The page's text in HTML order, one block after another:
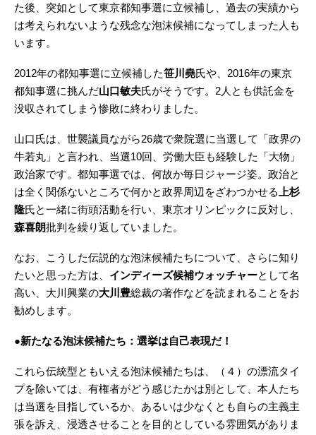
た後、突如として東京都知事選に立候補し、過去の実績から
は考えられないような残念な泡沫候補になってしまった人も
います。
2012年の都知事選に立候補した笹川堯氏や、2016年の東京
都知事選に挑んだ山口敏夫氏がそうです。2人とも供託金を
没収されてしまう惨敗に終わりました。
山口氏は、世襲議員ながら26歳で衆院選に当選して「政界の
牛若丸」と言われ、当選10回、労働大臣も経験した「大物」
政治家です。都知事選では、何故か毎日ジャージ姿。政治と
は全く関係ないところで何かと政界周辺をざわつかせる 上杉
隆氏と一緒に街頭活動を行い、東京オリンピックに反対し、
森喜朗批判を繰り返していました。
なお、こうした伝説的な泡沫候補たちについて、さらに知り
たいと思った方は、 インディーズ候補ウォッチャーとして名
高い、大川興業の大川豊総裁の著作などを読まれることをお
勧めします。
●新たなる泡沫候補たち：選挙は自己表現だ！
これら伝統型ともいえる泡沫候補たちは、（４）の漂流タイ
プを除いては、有権者がどう感じたかは別として、本人たち
は当選を目指しているか、あるいは少なくとも自らの主義主
張を訴え、浸透させることを目的としている雰囲気がありま